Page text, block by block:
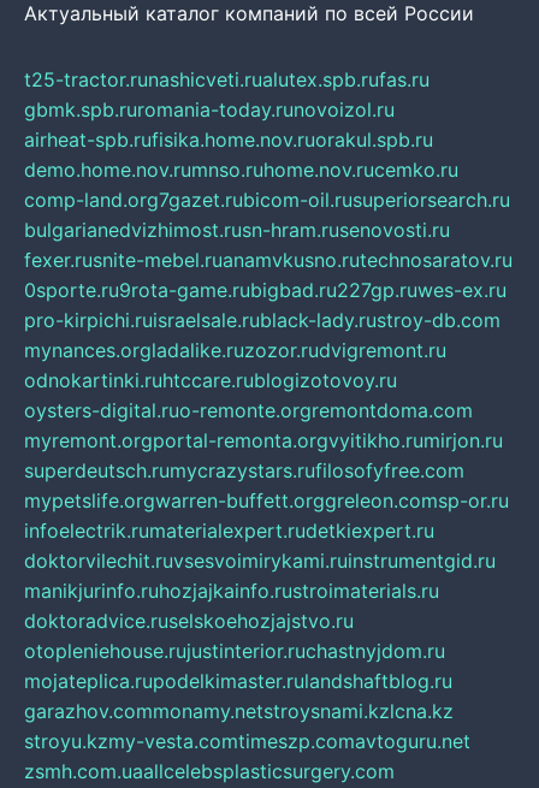
Актуальный каталог компаний по всей России
t25-tractor.runashicveti.rualutex.spb.rufas.ru
gbmk.spb.ruromania-today.runovoizol.ru
airheat-spb.rufisika.home.nov.ruorakul.spb.ru
demo.home.nov.rumnso.ruhome.nov.rucemko.ru
comp-land.org7gazet.rubicom-oil.rusuperiorsearch.ru
bulgarianedvizhimost.rusn-hram.rusenovosti.ru
fexer.rusnite-mebel.ruanamvkusno.rutechnosaratov.ru
0sporte.ru9rota-game.rubigbad.ru227gp.ruwes-ex.ru
pro-kirpichi.ruisraelsale.rublack-lady.rustroy-db.com
mynances.orgladalike.ruzozor.rudvigremont.ru
odnokartinki.ruhtccare.rublogizotovoy.ru
oysters-digital.ruo-remonte.orgremontdoma.com
myremont.orgportal-remonta.orgvyitikho.rumirjon.ru
superdeutsch.rumycrazystars.rufilosofyfree.com
mypetslife.orgwarren-buffett.orggreleon.comsp-or.ru
infoelectrik.rumaterialexpert.rudetkiexpert.ru
doktorvilechit.ruvsesvoimirykami.ruinstrumentgid.ru
manikjurinfo.ruhozjajkainfo.rustroimaterials.ru
doktoradvice.ruselskoehozjajstvo.ru
otopleniehouse.rujustinterior.ruchastnyjdom.ru
mojateplica.rupodelkimaster.rulandshaftblog.ru
garazhov.commonamy.netstroysnami.kzlcna.kz
stroyu.kzmy-vesta.comtimeszp.comavtoguru.net
zsmh.com.uaallcelebsplasticsurgery.com